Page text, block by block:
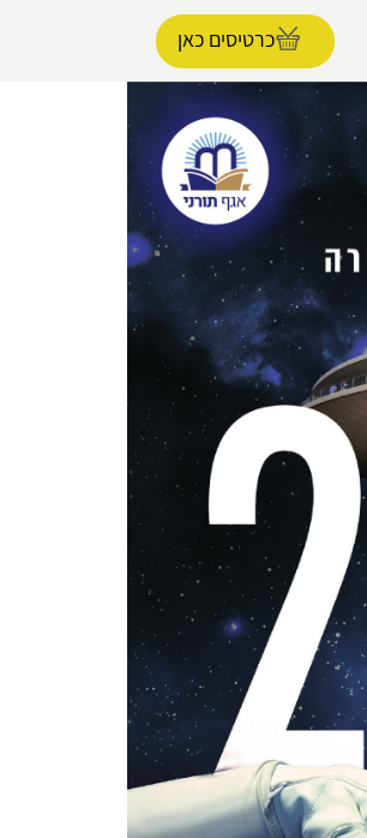
כרטיסים כאן